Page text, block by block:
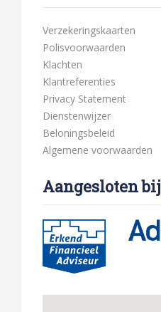
Verzekeringskaarten
Polisvoorwaarden
Klachten
Klantreferenties
Privacy Statement
Dienstenwijzer
Beloningsbeleid
Algemene voorwaarden
Aangesloten bij